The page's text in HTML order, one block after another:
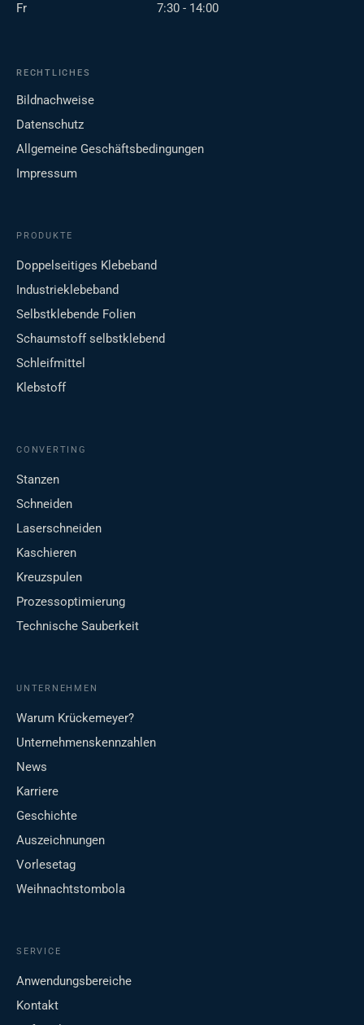
Fr
7:30 - 14:00
RECHTLICHES
Bildnachweise
Datenschutz
Allgemeine Geschäftsbedingungen
Impressum
PRODUKTE
Doppelseitiges Klebeband
Industrieklebeband
Selbstklebende Folien
Schaumstoff selbstklebend
Schleifmittel
Klebstoff
CONVERTING
Stanzen
Schneiden
Laserschneiden
Kaschieren
Kreuzspulen
Prozessoptimierung
Technische Sauberkeit
UNTERNEHMEN
Warum Krückemeyer?
Unternehmenskennzahlen
News
Karriere
Geschichte
Auszeichnungen
Vorlesetag
Weihnachtstombola
SERVICE
Anwendungsbereiche
Kontakt